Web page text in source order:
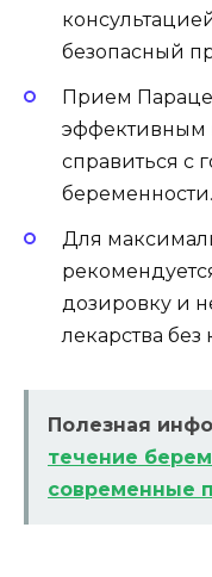
безопасный
Прием
эффективным
справиться с
беременности.
Для
дозировку и
лекарства
Полезная
течение
современные